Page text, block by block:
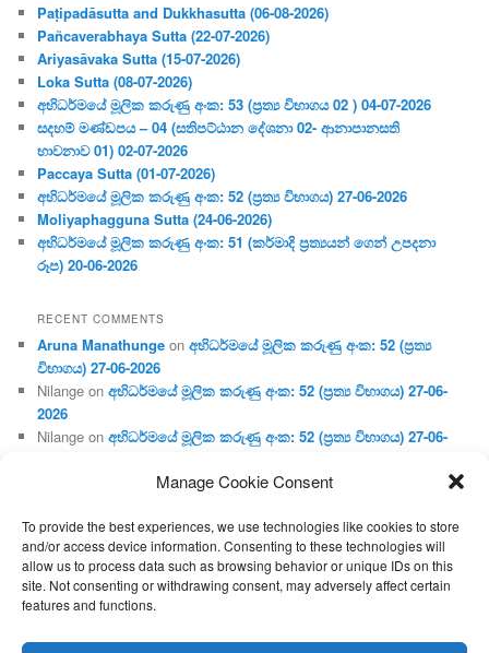
Manage Cookie Consent
To provide the best experiences, we use technologies like cookies to store
and/or access device information. Consenting to these technologies will
allow us to process data such as browsing behavior or unique IDs on this
site. Not consenting or withdrawing consent, may adversely affect certain
features and functions.
Paṭipadāsutta and Dukkhasutta (06-08-2026)
Pañcaverabhaya Sutta (22-07-2026)
Ariyasāvaka Sutta (15-07-2026)
Loka Sutta (08-07-2026)
අභිධර්මයේ මූලික කරුණු අංක: 53 (ප්‍ර‍ත්‍ය විභාගය 02 ) 04-07-2026
සදහම් මණ්ඩපය – 04 (සතිපට්ඨාන දේශනා 02- ආනාපානසති
භාවනාව 01) 02-07-2026
Paccaya Sutta (01-07-2026)
අභිධර්මයේ මූලික කරුණු අංක: 52 (ප්‍ර‍ත්‍ය විභාගය) 27-06-2026
Moliyaphagguna Sutta (24-06-2026)
අභිධර්මයේ මූලික කරුණු අංක: 51 (කර්මාදි ප්‍ර‍ත්‍යයන් ගෙන් උපදනා
රූප) 20-06-2026
RECENT COMMENTS
Aruna Manathunge onඅභිධර්මයේ මූලික කරුණු අංක: 52 (ප්‍ර‍ත්‍ය
විභාගය) 27-06-2026
Nilange onඅභිධර්මයේ මූලික කරුණු අංක: 52 (ප්‍ර‍ත්‍ය විභාගය) 27-06-
2026
Nilange onඅභිධර්මයේ මූලික කරුණු අංක: 52 (ප්‍ර‍ත්‍ය විභාගය) 27-06-
Aruna Manathungeonඅභිධර්මයේ මූලික කරුණු අංක: 46 (හෘදය,
Gunaratneonඅභිධර්මයේ මූලික කරුණු අංක: 46 (හෘදය, ජීවිත,
ආහාර රූප) 02-05-2026